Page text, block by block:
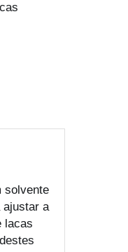
solvente
ajustar a
lacas